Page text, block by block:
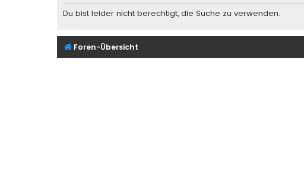
Du bist leider nicht berechtigt, die Suche zu verwenden.
Foren-Übersicht